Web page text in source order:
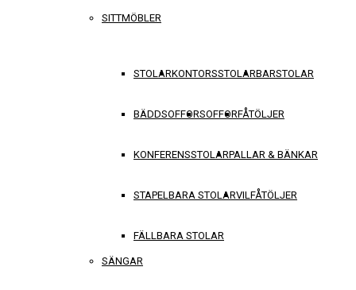
SITTMÖBLER
STOLARKONTORSSTOLARBARSTOLAR
BÄDDSOFFORSOFFORFÅTÖLJER
KONFERENSSTOLARPALLAR & BÄNKAR
STAPELBARA STOLARVILFÅTÖLJER
FÄLLBARA STOLAR
SÄNGAR